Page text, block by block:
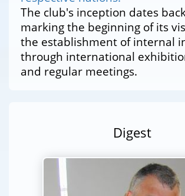
The club's inception dates
marking the beginning of its
the establishment of internal
through international
and regular meetings.
Digest